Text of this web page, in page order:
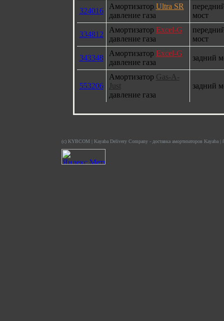
324016
Амортизатор Ultra SR
давление газа
мост
334812
Амортизатор Excel-G
давление газа
мост
343348
Амортизатор Excel-G
давление газа
задний
553206
Амортизатор Gas-A-
Just
давление газа
задний
(c) KYBCOM | Kayaba Delivery Company - доставка амортизаторов Kayaba |